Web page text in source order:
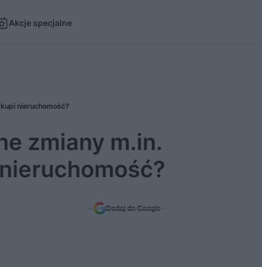
Akcje specjalne
nieruchomość?
zmiany m.in.
Dodaj do Google